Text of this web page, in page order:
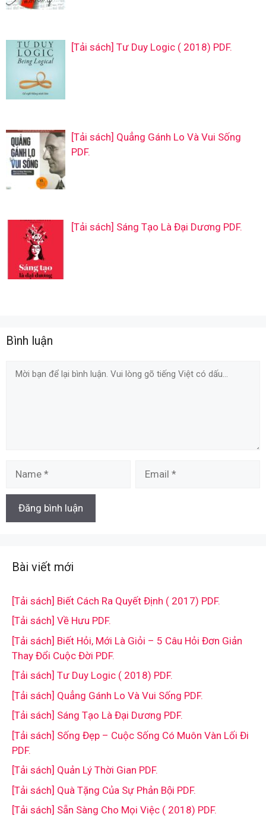
[Tải sách] Tư Duy Logic ( 2018) PDF.
[Tải sách] Quẳng Gánh Lo Và Vui Sống
PDF.
[Tải sách] Sáng Tạo Là Đại Dương PDF.
Bình luận
Comment
Bài viết mới
[Tải sách] Biết Cách Ra Quyết Định ( 2017) PDF.
[Tải sách] Về Hưu PDF.
[Tải sách] Biết Hỏi, Mới Là Giỏi – 5 Câu Hỏi Đơn Giản
Thay Đổi Cuộc Đời PDF.
[Tải sách] Tư Duy Logic ( 2018) PDF.
[Tải sách] Quẳng Gánh Lo Và Vui Sống PDF.
[Tải sách] Sáng Tạo Là Đại Dương PDF.
[Tải sách] Sống Đẹp – Cuộc Sống Có Muôn Vàn Lối Đi
PDF.
[Tải sách] Quản Lý Thời Gian PDF.
[Tải sách] Quà Tặng Của Sự Phản Bội PDF.
[Tải sách] Sẵn Sàng Cho Mọi Việc ( 2018) PDF.